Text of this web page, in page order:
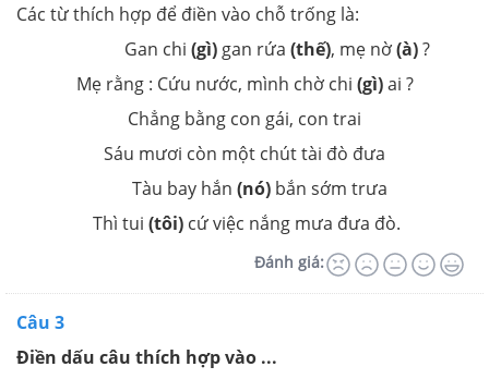
Các từ thích hợp để điền vào chỗ trống là:
Gan chi (gì) gan rứa (thế), mẹ nờ(à)?
Mẹ rằng : Cứu nước, mình chờ chi (gì)ai ?
Chẳng bằng con gái, con trai
Sáu mươi còn một chút tài đò đưa
Tàu bay hắn (nó) bắn sớm trưa
Thì tui (tôi) cứ việc nắng mưa đưa đò.
Đánh giá:
Câu 3
Điền dấu câu thích hợp vào ...